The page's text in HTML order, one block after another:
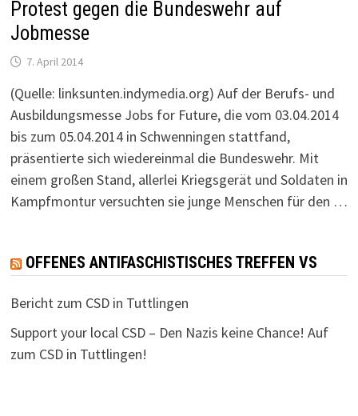
Protest gegen die Bundeswehr auf
Jobmesse
7. April 2014
(Quelle: linksunten.indymedia.org) Auf der Berufs- und
Ausbildungsmesse Jobs for Future, die vom 03.04.2014
bis zum 05.04.2014 in Schwenningen stattfand,
präsentierte sich wiedereinmal die Bundeswehr. Mit
einem großen Stand, allerlei Kriegsgerät und Soldaten in
Kampfmontur versuchten sie junge Menschen für den …
OFFENES ANTIFASCHISTISCHES TREFFEN VS
Bericht zum CSD in Tuttlingen
Support your local CSD – Den Nazis keine Chance! Auf
zum CSD in Tuttlingen!